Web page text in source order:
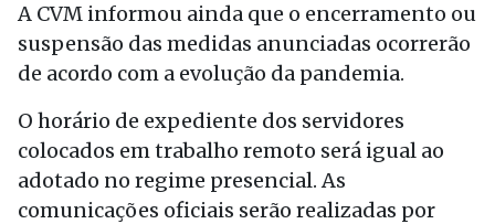
A CVM informou ainda que o encerramento ou
suspensão das medidas anunciadas ocorrerão
de acordo com a evolução da pandemia.
O horário de expediente dos servidores
colocados em trabalho remoto será igual ao
adotado no regime presencial. As
comunicações oficiais serão realizadas por